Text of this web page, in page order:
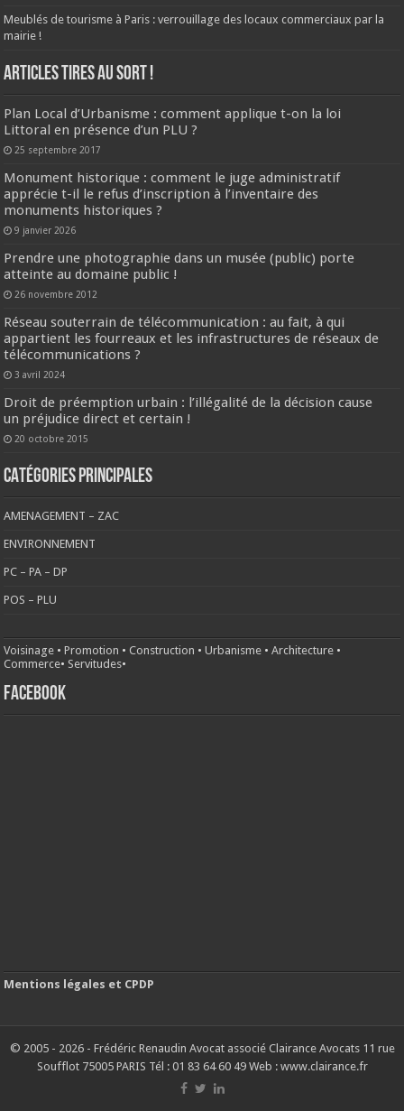
Meublés de tourisme à Paris : verrouillage des locaux commerciaux par la
mairie !
ARTICLES TIRES AU SORT !
Plan Local d’Urbanisme : comment applique t-on la loi
Littoral en présence d’un PLU ?
25 septembre 2017
Monument historique : comment le juge administratif
apprécie t-il le refus d’inscription à l’inventaire des
monuments historiques ?
9 janvier 2026
Prendre une photographie dans un musée (public) porte
atteinte au domaine public !
26 novembre 2012
Réseau souterrain de télécommunication : au fait, à qui
appartient les fourreaux et les infrastructures de réseaux de
télécommunications ?
3 avril 2024
Droit de préemption urbain : l’illégalité de la décision cause
un préjudice direct et certain !
20 octobre 2015
CATÉGORIES PRINCIPALES
AMENAGEMENT – ZAC
ENVIRONNEMENT
PC – PA – DP
POS – PLU
Voisinage •Promotion •Construction •Urbanisme •Architecture •
Commerce• Servitudes•
FACEBOOK
Mentions légales et CPDP
© 2005 - 2026 - Frédéric Renaudin Avocat associé Clairance Avocats 11 rue
Soufflot 75005 PARIS Tél : 01 83 64 60 49 Web : www.clairance.fr